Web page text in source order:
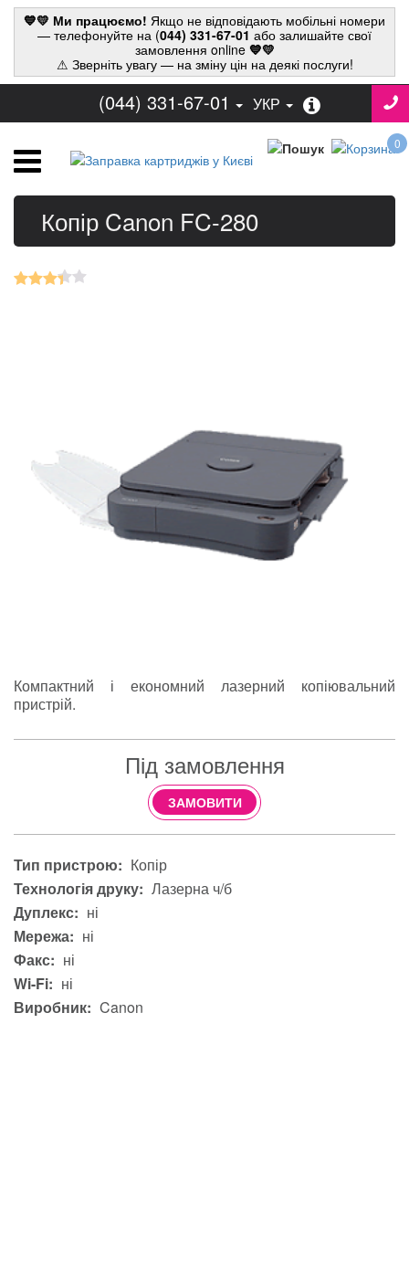
💙💛 Ми працюємо! Якщо не відповідають мобільні номери
— телефонуйте на (044) 331-67-01 або залишайте свої
замовлення online💙💛
⚠ Зверніть увагу — на зміну цін на деякі послуги!
(044) 331-67-01 УКР
0
Копір Canon FC-280
Компактний і економний лазерний копіювальний
пристрій.
Під замовлення
ЗАМОВИТИ
Тип пристрою: Копір
Технологія друку: Лазерна ч/б
Дуплекс: ні
Мережа: ні
Факс: ні
Wi-Fi: ні
Виробник: Canon